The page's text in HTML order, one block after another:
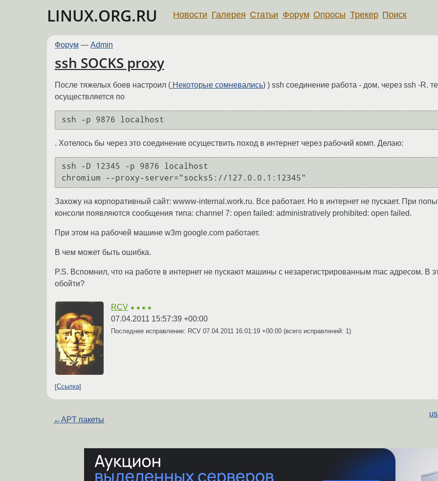
LINUX.ORG.RU Новости Галерея Статьи Форум Опросы Трекер Поиск
Форум — Admin
ssh SOCKS proxy
После тяжелых боев настроил ( Некоторые сомневались) ) ssh соединение работа - дом, через ssh -R.
осуществляется по
ssh -p 9876 localhost
. Хотелось бы через это соединение осуществить поход в интернет через рабочий комп. Делаю:
ssh -D 12345 -p 9876 localhost
Захожу на корпоративный сайт: wwww-internal.work.ru. Все работает. Но в интернет не пускает. При
консоли появляются сообщения типа: channel 7: open failed: administratively prohibited: open failed.
При этом на рабочей машине w3m google.com работает.
В чем может быть ошибка.
P.S. Вспомнил, что на работе в интернет не пускают машины с незарегистрированным mac адресом. В
обойти?
RCV ★★★★
07.04.2011 15:57:39 +00:00
Последнее исправление: RCV 07.04.2011 16:01:19 +00:00 (всего исправлений: 1)
Ссылка
←APT пакеты